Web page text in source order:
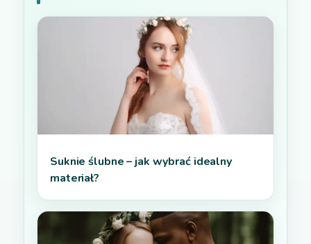
Suknie ślubne – jak wybrać idealny
materiał?